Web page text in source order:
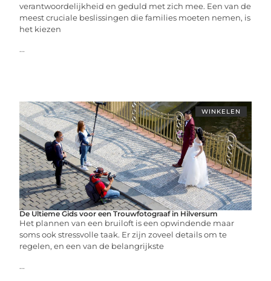
verantwoordelijkheid en geduld met zich mee. Een van de
meest cruciale beslissingen die families moeten nemen, is
het kiezen
...
WINKELEN
De Ultieme Gids voor een Trouwfotograaf in Hilversum
Het plannen van een bruiloft is een opwindende maar
soms ook stressvolle taak. Er zijn zoveel details om te
regelen, en een van de belangrijkste
...